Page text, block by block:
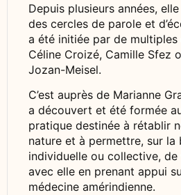
Depuis plusieurs années,
des cercles de parole et
a été initiée par de multiples
Céline Croizé, Camille Sfez
Jozan-Meisel.
C’est auprès de Marianne
a découvert et été formée
pratique destinée à rétablir
nature et à permettre, sur la
individuelle ou collective, de
avec elle en prenant appui
médecine amérindienne.